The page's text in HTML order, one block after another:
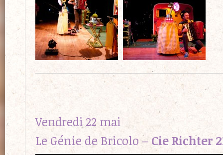
Vendredi 22 mai
Le Génie de Bricolo – Cie Richter